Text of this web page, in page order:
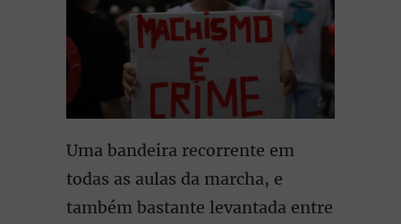
Uma bandeira recorrente em
todas as aulas da marcha, e
também bastante levantada entre